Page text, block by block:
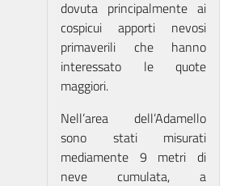
dovuta principalmente ai
cospicui apporti nevosi
primaverili che hanno
interessato le quote
maggiori.
Nell’area dell’Adamello
sono stati misurati
mediamente 9 metri di
neve cumulata, a